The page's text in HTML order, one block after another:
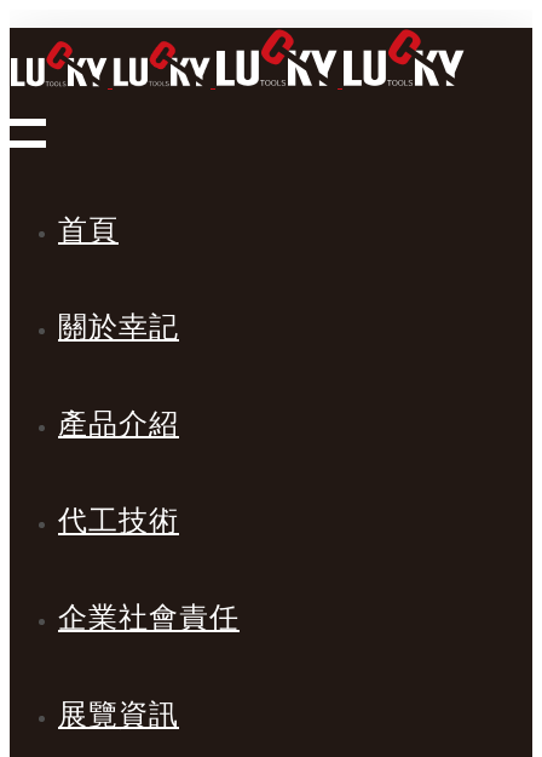
首頁
關於幸記
產品介紹
代工技術
企業社會責任
展覽資訊